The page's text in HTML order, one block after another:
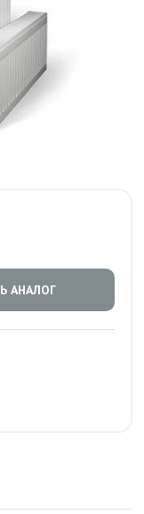
АНАЛОГ